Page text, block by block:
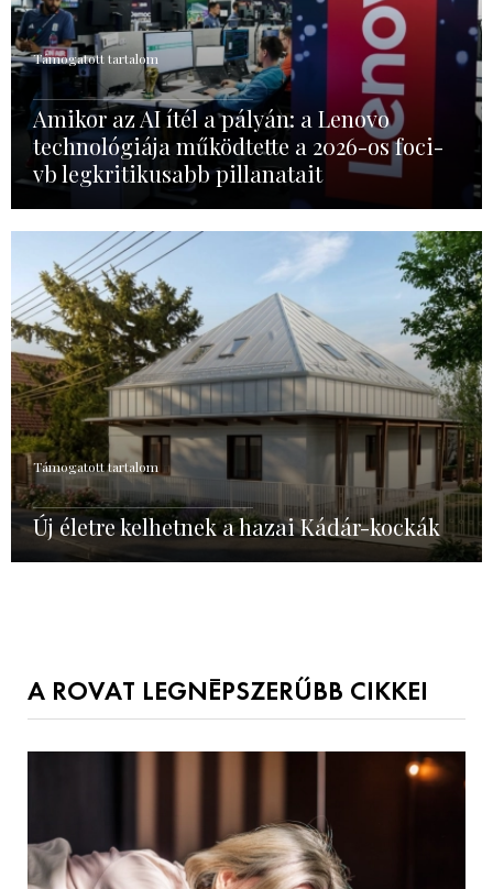
Támogatott tartalom
Amikor az AI ítél a pályán: a Lenovo
technológiája működtette a 2026-os foci-
vb legkritikusabb pillanatait
Támogatott tartalom
Új életre kelhetnek a hazai Kádár-kockák
A ROVAT LEGNÉPSZERŰBB CIKKEI